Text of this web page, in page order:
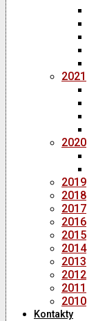
2021
2020
2019
2018
2017
2016
2015
2014
2013
2012
2011
2010
Kontakty